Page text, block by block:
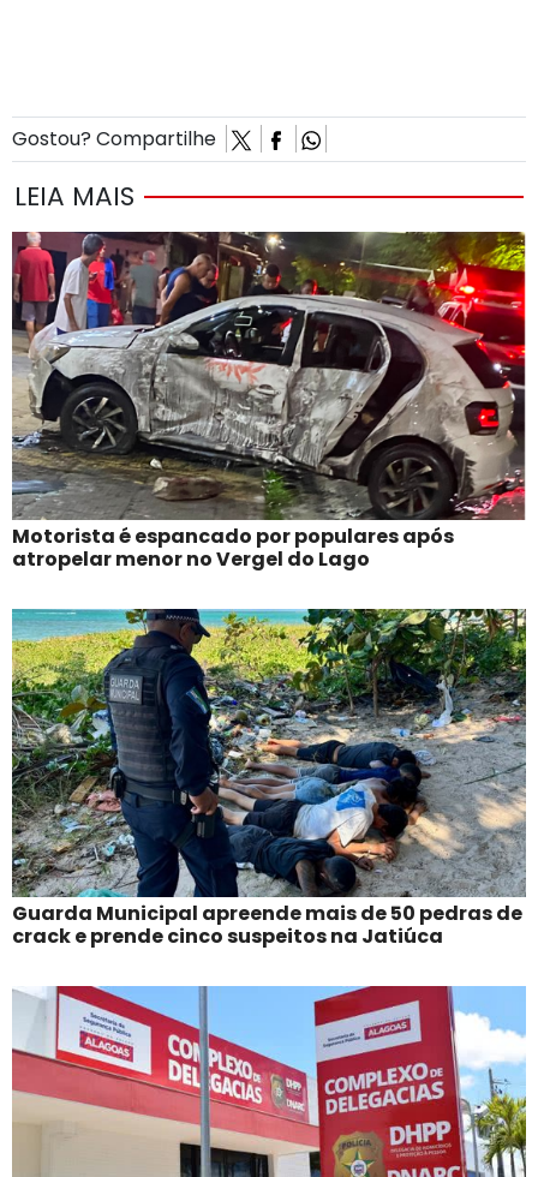
Gostou? Compartilhe
LEIA MAIS
Motorista é espancado por populares após
atropelar menor no Vergel do Lago
Guarda Municipal apreende mais de 50 pedras de
crack e prende cinco suspeitos na Jatiúca